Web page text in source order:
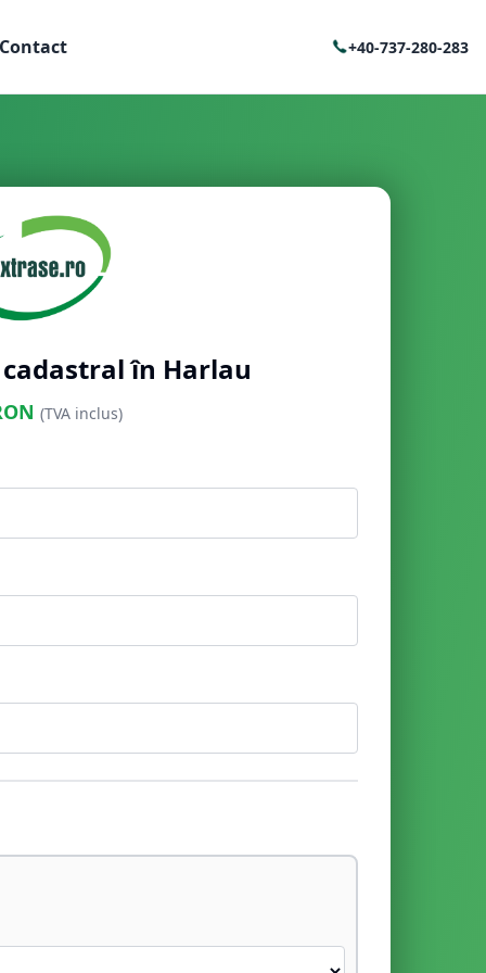
Contact +40-737-280-283
în Harlau
(TVA inclus)